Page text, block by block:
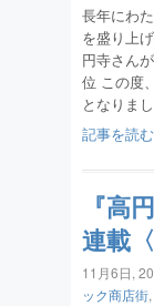
長年にわ
を盛り上
円寺さん
位 この度
となりま
記事を読
『高
連載〈
11月6日,
ック商店街,